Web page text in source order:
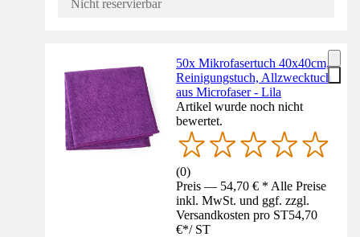
Nicht reservierbar
50x Mikrofasertuch 40x40cm,
Reinigungstuch, Allzwecktuch
aus Microfaser - Lila
Artikel wurde noch nicht
bewertet.
(0)
Preis — 54,70 € * Alle Preise
inkl. MwSt. und ggf. zzgl.
Versandkosten pro ST54,70
€*/ ST